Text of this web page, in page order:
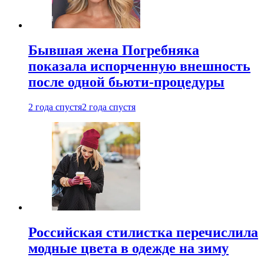
Бывшая жена Погребняка
показала испорченную внешность
после одной бьюти-процедуры
2 года спустя2 года спустя
Российская стилистка перечислила
модные цвета в одежде на зиму